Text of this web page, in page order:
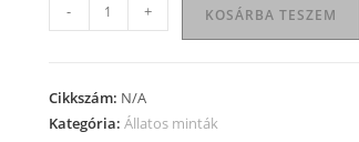
póló
mennyiség
- + KOSÁRBA TESZEM
Cikkszám: N/A
Kategória: Állatos minták